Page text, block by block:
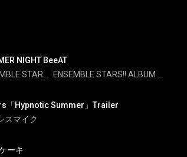
NIGHT BeeAT
「Hypnotic Summer」Trailer
スマイク
ーキ